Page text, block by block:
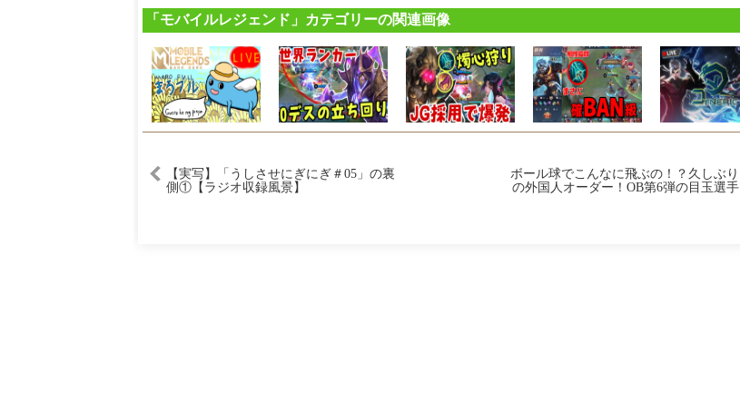
「モバイルレジェンド」カテゴリーの関連画像
【実写】「うしさせにぎにぎ＃05」の裏
側①【ラジオ収録風景】
ボール球でこんなに飛ぶの！？久しぶり
の外国人オーダー！OB第6弾の目玉選手